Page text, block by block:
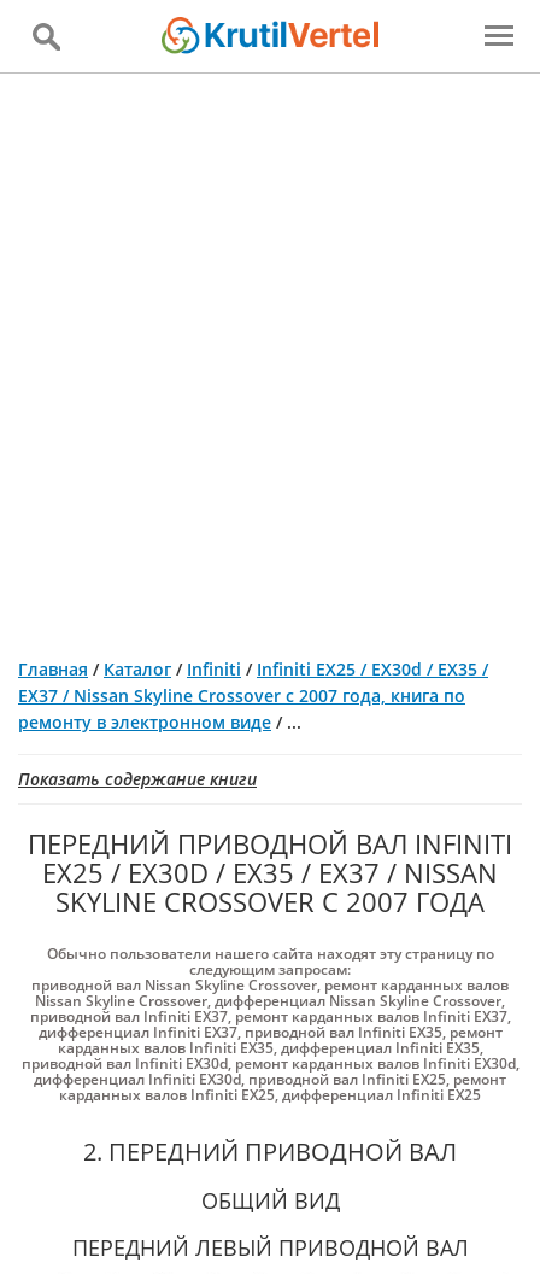
Главная / Каталог / Infiniti / Infiniti EX25 / EX30d / EX35 /
EX37 / Nissan Skyline Crossover с 2007 года, книга по
ремонту в электронном виде / ...
Показать содержание книги
ПЕРЕДНИЙ ПРИВОДНОЙ ВАЛ INFINITI
EX25 / EX30D / EX35 / EX37 / NISSAN
SKYLINE CROSSOVER С 2007 ГОДА
Обычно пользователи нашего сайта находят эту страницу по
следующим запросам:
приводной вал Nissan Skyline Crossover, ремонт карданных валов
Nissan Skyline Crossover,дифференциал Nissan Skyline Crossover,
приводной вал Infiniti EX37, ремонт карданных валов Infiniti EX37,
дифференциал Infiniti EX37, приводной вал Infiniti EX35, ремонт
карданных валов Infiniti EX35,дифференциал Infiniti EX35,
приводной вал Infiniti EX30d, ремонт карданных валов Infiniti EX30d,
дифференциал Infiniti EX30d, приводной вал Infiniti EX25, ремонт
карданных валов Infiniti EX25,дифференциал Infiniti EX25
2. ПЕРЕДНИЙ ПРИВОДНОЙ ВАЛ
ОБЩИЙ ВИД
ПЕРЕДНИЙ ЛЕВЫЙ ПРИВОДНОЙ ВАЛ